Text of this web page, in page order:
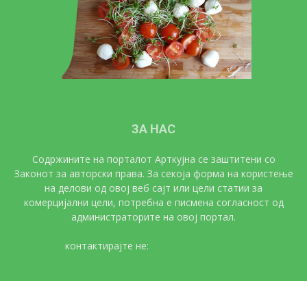
ЗА НАС
Содржините на порталот Арткујна се заштитени со
Законот за авторски права. За секоја форма на користење
на делови од овој веб сајт или цели статии за
комерцијални цели, потребна е писмена согласност од
администраторите на овој портал.
контактирајте не: